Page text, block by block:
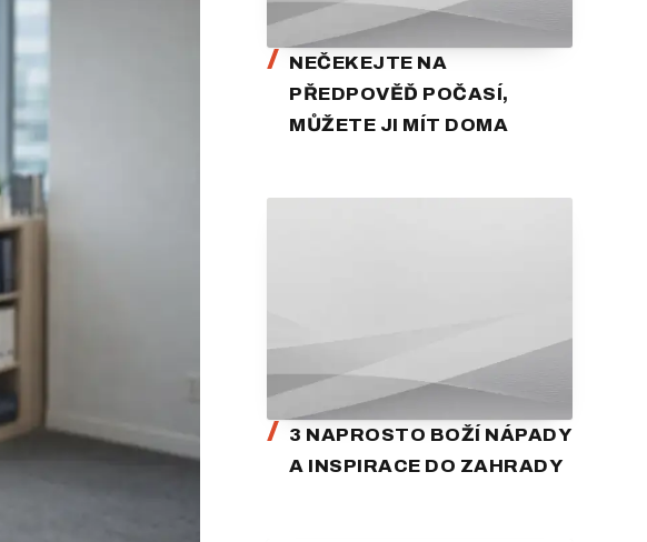
NEČEKEJTE NA
PŘEDPOVĚĎ POČASÍ,
MŮŽETE JI MÍT DOMA
3 NAPROSTO BOŽÍ NÁPADY
A INSPIRACE DO ZAHRADY